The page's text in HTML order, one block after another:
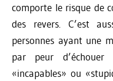
comporte le risque de
des revers. C’est
personnes ayant une
par peur d’échouer
«incapables» ou